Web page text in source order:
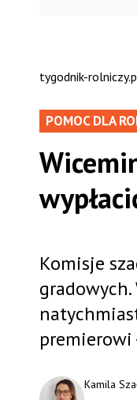
tygodnik-
POMOC DLA
Kamila
Komisje
premierowi